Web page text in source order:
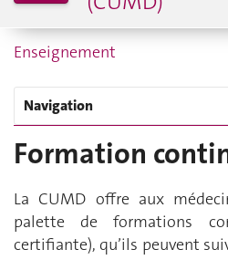
Enseignement
Navigation
Formation
La CUMD offre aux
palette de formations
certifiante), qu’ils peuvent